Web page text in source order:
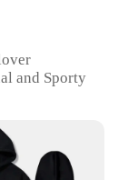
and Sporty
in